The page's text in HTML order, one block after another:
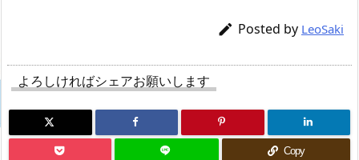
 Posted by LeoSaki
よろしければシェアお願いします
Copy